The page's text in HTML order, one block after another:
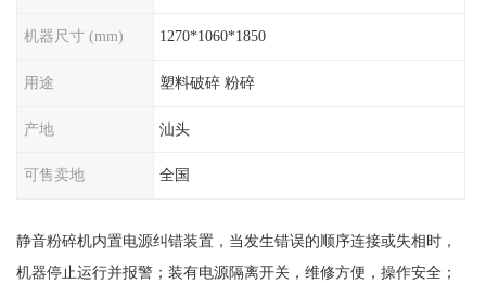
机器尺寸 (mm) 1270*1060*1850
用途 塑料破碎 粉碎
产地 汕头
可售卖地 全国
静音粉碎机内置电源纠错装置，当发生错误的顺序连接或失相时，
机器停止运行并报警；装有电源隔离开关，维修方便，操作安全；